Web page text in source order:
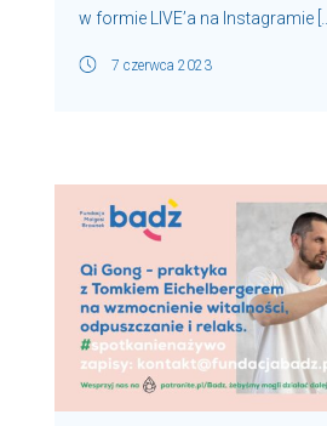
w formie LIVE’a na Instagramie […]
7 czerwca 2023